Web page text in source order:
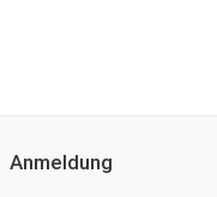
Anmeldung